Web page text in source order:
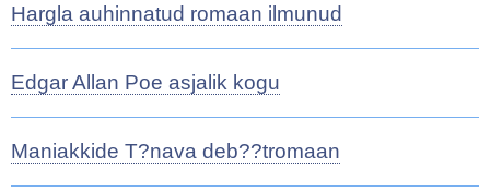
Hargla auhinnatud romaan ilmunud
Edgar Allan Poe asjalik kogu
Maniakkide T?nava deb??tromaan